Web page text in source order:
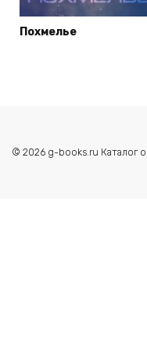
Похмелье
© 2026 g-books.ru Каталог